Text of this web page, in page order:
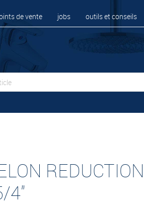
de vente jobs outils et conseils
REDUCTION
4"